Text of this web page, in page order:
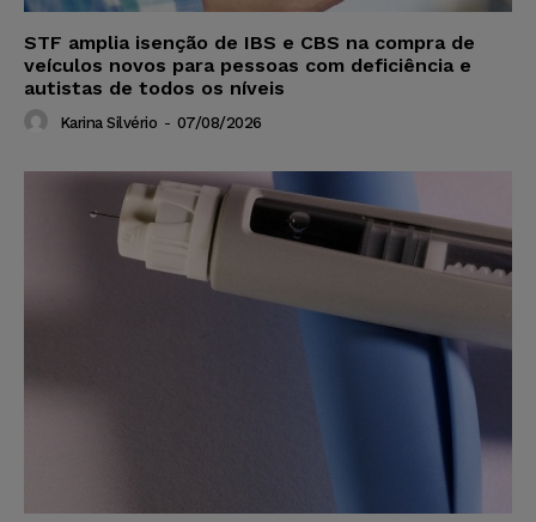
STF amplia isenção de IBS e CBS na compra de
veículos novos para pessoas com deficiência e
autistas de todos os níveis
Karina Silvério - 07/08/2026